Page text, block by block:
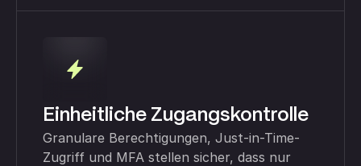
Einheitliche Zugangskontrolle
Granulare Berechtigungen, Just-in-Time-
Zugriff und MFA stellen sicher, dass nur